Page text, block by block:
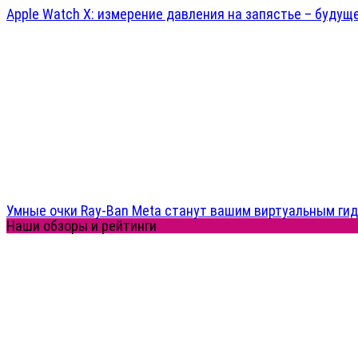
Apple Watch X: измерение давления на запястье –
Умные очки Ray-Ban Meta станут вашим виртуальным
Наши обзоры и рейтинги